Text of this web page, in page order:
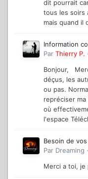
dit pourrait
tous les soirs
mais quand il
Information
Par Thierry P. ·
Bonjour,
déçus, les
ou pas.
repréciser
où
l'espace
Besoin de vos
Par Dreaming ·
Merci a toi,